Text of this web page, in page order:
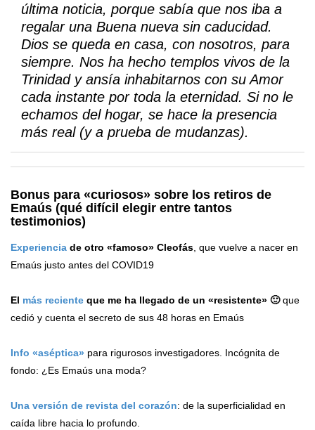
última noticia, porque sabía que nos iba a
regalar una Buena nueva sin caducidad.
Dios se queda en casa, con nosotros, para
siempre. Nos ha hecho templos vivos de la
Trinidad y ansía inhabitarnos con su Amor
cada instante por toda la eternidad. Si no le
echamos del hogar, se hace la presencia
más real (y a prueba de mudanzas).
Bonus para «curiosos» sobre los retiros de
Emaús (qué difícil elegir entre tantos
testimonios)
Experiencia de otro «famoso» Cleofás , que vuelve a nacer en
Emaús justo antes del COVID19
El más reciente que me ha llegado de un «resistente» 🙂que
cedió y cuenta el secreto de sus 48 horas en Emaús
Info «aséptica» para rigurosos investigadores. Incógnita de
fondo: ¿Es Emaús una moda?
Una versión de revista del corazón: de la superficialidad en
caída libre hacia lo profundo.